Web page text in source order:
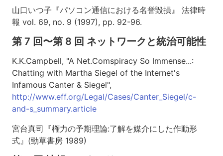
ェ
ア
の
法
保
護
講
義
資
成
山口いつ子『パソコン通信における名誉毀損』 法律時
報 vol. 69, no. 9 (1997), pp. 92-96.
第 7 回〜第 8 回 ネットワークと統治可能性
K.K.Campbell, "A Net.Comspiracy So Immense...:
Chatting with Martha Siegel of the Internet's
Infamous Canter & Siegel",
http://www.eff.org/Legal/Cases/Canter_Siegel/c-
and-s_summary.article
宮台真司『権力の予期理論:了解を媒介にした作動形
式』(勁草書房 1989)